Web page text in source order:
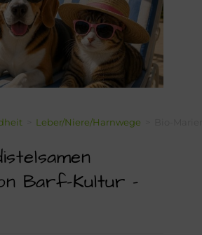
Leber/Niere/Harnwege
Barf-Kultur –